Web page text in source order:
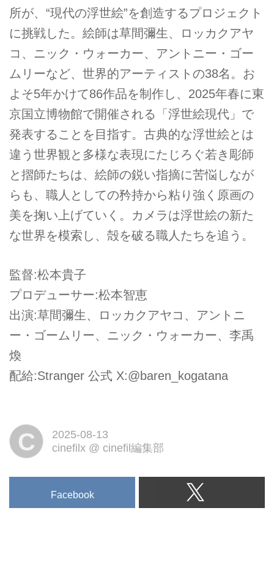
所が、“現代の浮世絵”を創造するプロジェクト
に挑戦した。絵師は草間彌生、ロッカクアヤ
コ、ニック・ウォーカー、アントニー・ゴー
ムリーなど、世界的アーティストの38名。お
よそ5年かけて86作品を制作し、2025年春に東
京国立博物館で開催される「浮世絵現代」で
発表することを目指す。古典的な浮世絵とは
違う世界観と多様な表現にたじろぐ若き彫師
と摺師たちは、絵師の鋭い指摘に苦悩しなが
らも、職人としての矜持から粘り強く原画の
美を掬い上げていく。カメラは浮世絵の新た
な世界を模索し、殻を破る職人たちを追う。
監督:松本貴子
プロデューサー:松本智恵
出演:草間彌生、ロッカクアヤコ、アントニ
ー・ゴームリー、ニック・ウォーカー、李禹
煥
配給:Stranger 公式 X:@baren_kogatana
C
2025-08-13
cinefilx @ cinefil編集部
Facebook